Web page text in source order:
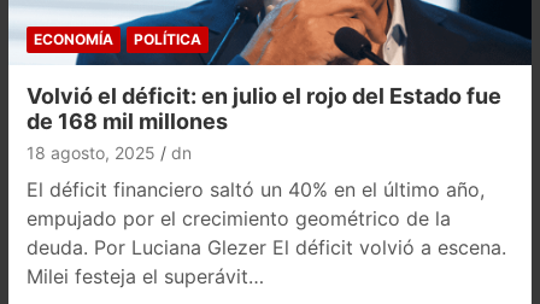
ECONOMÍA POLÍTICA
Volvió el déficit: en julio el rojo del Estado fue
de 168 mil millones
18 agosto, 2025 dn
El déficit financiero saltó un 40% en el último año,
empujado por el crecimiento geométrico de la
deuda. Por Luciana Glezer El déficit volvió a escena.
Milei festeja el superávit…